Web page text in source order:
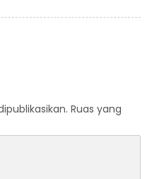
Ruas yang